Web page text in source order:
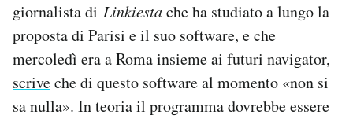
giornalista di Linkiestache ha studiato a lungo la
proposta di Parisi e il suo software, e che
mercoledì era a Roma insieme ai futuri navigator,
scriveche di questo software al momento «non si
sa nulla». In teoria il programma dovrebbe essere